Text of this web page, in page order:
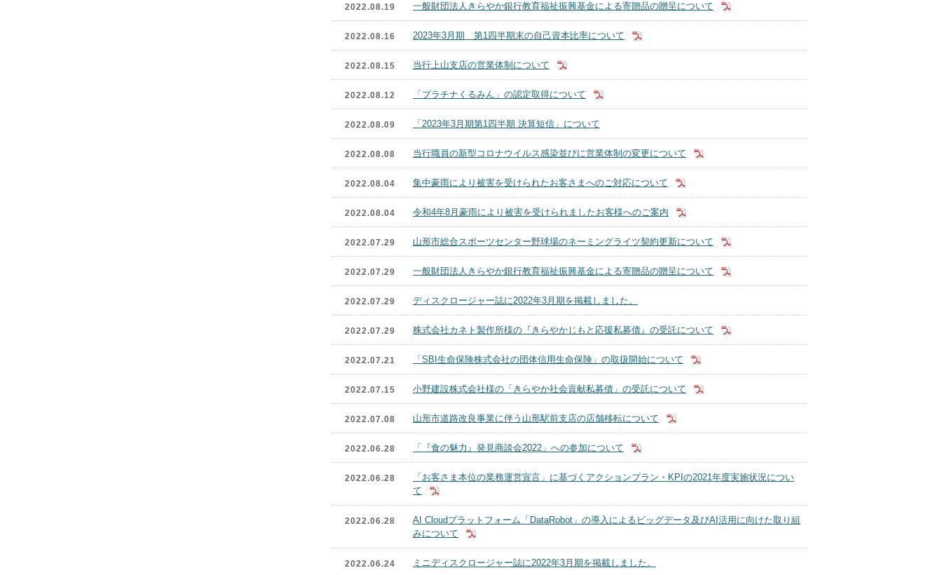
2022.08.19 一般財団法人きらやか銀行教育福祉振興基金による寄贈品の贈呈について
2022.08.16 2023年3月期 第1四半期末の自己資本比率について
2022.08.15 当行上山支店の営業体制について
2022.08.12 「プラチナくるみん」の認定取得について
2022.08.09 「2023年3月期第1四半期 決算短信」について
2022.08.08 当行職員の新型コロナウイルス感染並びに営業体制の変更について
2022.08.04 集中豪雨により被害を受けられたお客さまへのご対応について
2022.08.04 令和4年8月豪雨により被害を受けられましたお客様へのご案内
2022.07.29 山形市総合スポーツセンター野球場のネーミングライツ契約更新について
2022.07.29 一般財団法人きらやか銀行教育福祉振興基金による寄贈品の贈呈について
2022.07.29 ディスクロージャー誌に2022年3月期を掲載しました。
2022.07.29 株式会社カネト製作所様の『きらやかじもと応援私募債』の受託について
2022.07.21 「SBI生命保険株式会社の団体信用生命保険」の取扱開始について
2022.07.15 小野建設株式会社様の「きらやか社会貢献私募債」の受託について
2022.07.08 山形市道路改良事業に伴う山形駅前支店の店舗移転について
2022.06.28 「『食の魅力』発見商談会2022」への参加について
2022.06.28
「お客さま本位の業務運営宣言」に基づくアクションプラン・KPIの2021年度実施状況につい
て
2022.06.28
AI Cloudプラットフォーム「DataRobot」の導入によるビッグデータ及びAI活用に向けた取り組
みについて
2022.06.24 ミニディスクロージャー誌に2022年3月期を掲載しました。